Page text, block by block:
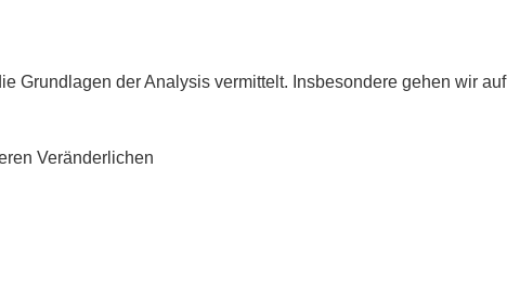
Grundlagen der Analysis vermittelt. Insbesondere gehen wir auf
Veränderlichen